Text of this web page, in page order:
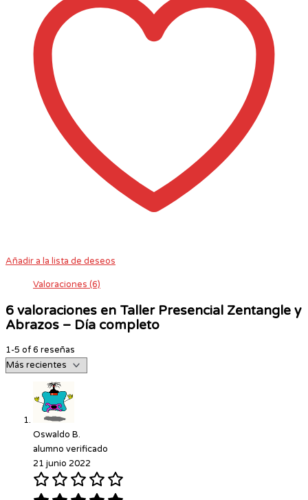
Añadir a la lista de deseos
Valoraciones (6)
6 valoraciones en Taller Presencial Zentangle y
Abrazos – Día completo
1-5 of 6 reseñas
Oswaldo B.
alumno verificado
21 junio 2022